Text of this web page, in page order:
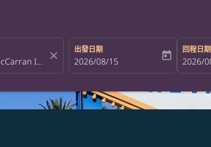
close
出發日期
fc-booking-departure-date-aria-
2026/08/15 today
回程日期
fc-
2026/